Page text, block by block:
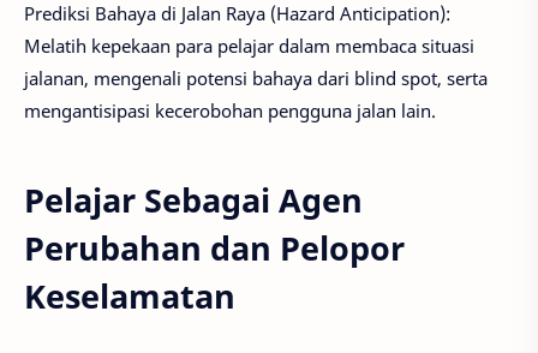
Prediksi Bahaya di Jalan Raya (Hazard Anticipation):
Melatih kepekaan para pelajar dalam membaca situasi
jalanan, mengenali potensi bahaya dari blind spot, serta
mengantisipasi kecerobohan pengguna jalan lain.
Pelajar Sebagai Agen
Perubahan dan Pelopor
Keselamatan